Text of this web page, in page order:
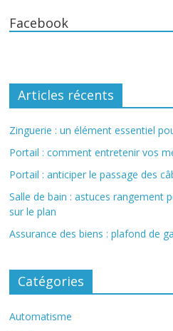
Facebook
Articles récents
Zinguerie : un élément essentiel
Portail : comment entretenir vos
Portail : anticiper le passage des
Salle de bain : astuces rangement
sur le plan
Assurance des biens : plafond de
Catégories
Automatisme